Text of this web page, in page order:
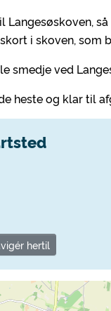
Langesøskoven,
i skoven, som
smedje ved
heste og klar til
hertil